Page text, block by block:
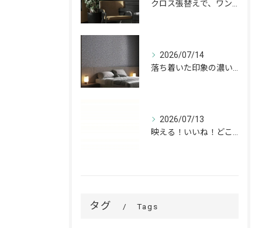
2026/07/14
2026/07/13
タグ Tags